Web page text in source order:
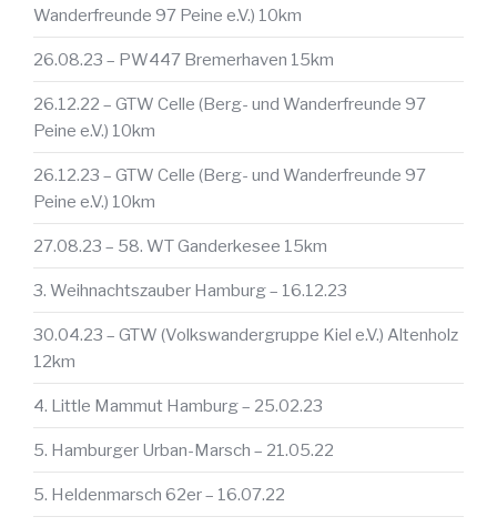
Wanderfreunde 97 Peine e.V.) 10km
26.08.23 – PW447 Bremerhaven 15km
26.12.22 – GTW Celle (Berg- und Wanderfreunde 97
Peine e.V.) 10km
26.12.23 – GTW Celle (Berg- und Wanderfreunde 97
Peine e.V.) 10km
27.08.23 – 58. WT Ganderkesee 15km
3. Weihnachtszauber Hamburg – 16.12.23
30.04.23 – GTW (Volkswandergruppe Kiel e.V.) Altenholz
12km
4. Little Mammut Hamburg – 25.02.23
5. Hamburger Urban-Marsch – 21.05.22
5. Heldenmarsch 62er – 16.07.22